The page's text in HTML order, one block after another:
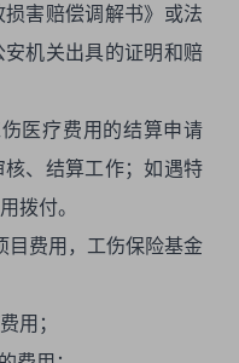
害赔偿调解书》或法
机关出具的证明和赔
医疗费用的结算申请
、结算工作；如遇特
拨付。
目费用，工伤保险基金
用；